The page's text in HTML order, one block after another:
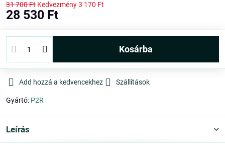
31 700 Ft Kedvezmény3 170 Ft
28 530 Ft
kosárba
Add hozzá a kedvencekhez Szállítások
Gyártó: P2R
Leírás